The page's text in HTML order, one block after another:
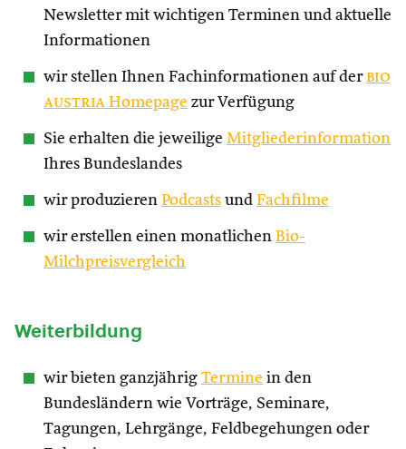
Newsletter mit wichtigen Terminen und aktuelle
Informationen
wir stellen Ihnen Fachinformationen auf der bio
austria Homepage zur Verfügung
Sie erhalten die jeweilige Mitgliederinformation
Ihres Bundeslandes
wir produzieren Podcasts und Fachfilme
wir erstellen einen monatlichen Bio-
Milchpreisvergleich
Weiterbildung
wir bieten ganzjährig Termine in den
Bundesländern wie Vorträge, Seminare,
Tagungen, Lehrgänge, Feldbegehungen oder